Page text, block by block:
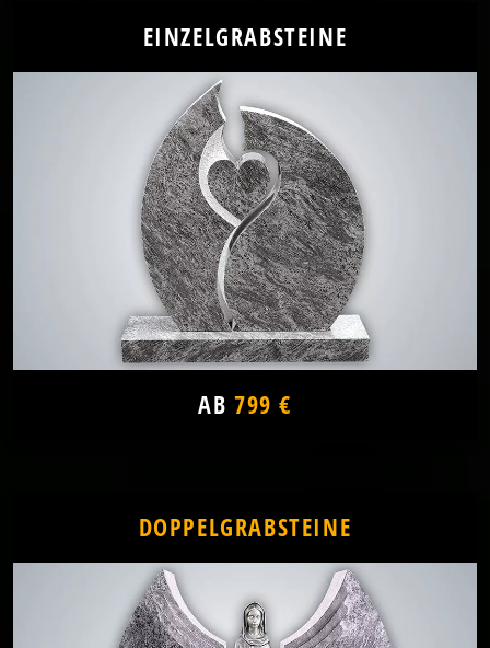
EINZELGRABSTEINE
AB 799 €
DOPPELGRABSTEINE